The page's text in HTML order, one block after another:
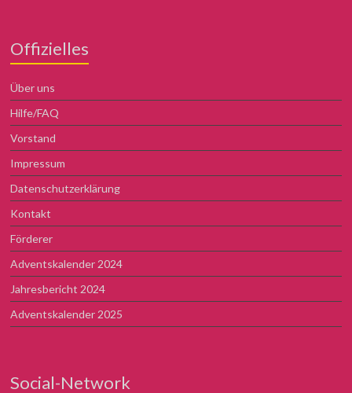
Offizielles
Über uns
Hilfe/FAQ
Vorstand
Impressum
Datenschutzerklärung
Kontakt
Förderer
Adventskalender 2024
Jahresbericht 2024
Adventskalender 2025
Social-Network